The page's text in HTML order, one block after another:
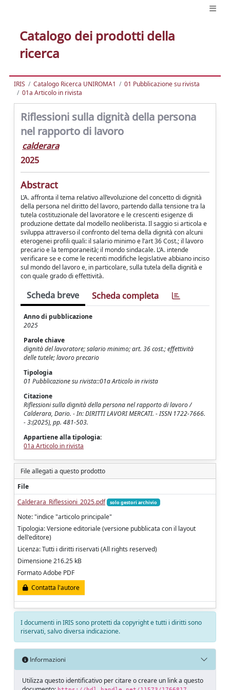
Catalogo dei prodotti della
ricerca
IRIS Catalogo Ricerca UNIROMA1
01 Pubblicazione su rivista
01a Articolo in rivista
Riflessioni sulla dignità della persona
nel rapporto di lavoro
calderara
2025
Abstract
L’A. affronta il tema relativo all’evoluzione del concetto di dignità
della persona nel diritto del lavoro, partendo dalla tensione tra la
tutela costituzionale del lavoratore e le crescenti esigenze di
produzione dettate dal modello neoliberista. Il saggio si articola e
sviluppa attraverso il confronto del tema della dignità con alcuni
eterogenei profili quali: il salario minimo e l’art 36 Cost.; il lavoro
precario e la temporaneità; il mondo sindacale. L’A. intende
verificare se e come le recenti modifiche legislative abbiano inciso
sul mondo del lavoro e, in particolare, sulla tutela della dignità e
con quale grado di effettività.
Scheda breve Scheda completa
Anno di pubblicazione
2025
Parole chiave
dignità del lavoratore; salario minimo; art. 36 cost.; effettività
delle tutele; lavoro precario
Tipologia
01 Pubblicazione su rivista::01a Articolo in rivista
Citazione
Riflessioni sulla dignità della persona nel rapporto di lavoro /
Calderara, Dario. - In: DIRITTI LAVORI MERCATI. - ISSN 1722-7666.
- 3:(2025), pp. 481-503.
Appartiene alla tipologia:
01a Articolo in rivista
File allegati a questo prodotto
File
Calderara_Riflessioni_2025.pdf
solo gestori archivio
Note: "indice "articolo principale"
Tipologia: Versione editoriale (versione pubblicata con il layout
dell'editore)
Licenza: Tutti i diritti riservati (All rights reserved)
Dimensione 216.25 kB
Formato Adobe PDF
Contatta l'autore
I documenti in IRIS sono protetti da copyright e tutti i diritti sono
riservati, salvo diversa indicazione.
Informazioni
Utilizza questo identificativo per citare o creare un link a questo